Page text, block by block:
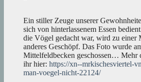
Ein stiller Zeuge unserer
sich von hinterlassenem Essen
die Vögel gedacht war, wird zu einer
anderes Geschöpf. Das Foto wurde
Mittelfeldbecken geschossen… Mehr
ihr hier: https://xn--mrkischesviertel-
man-voegel-nicht-22124/